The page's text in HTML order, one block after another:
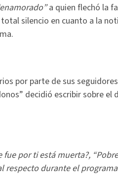
a quien flechó la
silencio en cuanto a la
por parte de sus
decidió escribir sobre el
fue por ti está muerta?,
respecto durante el